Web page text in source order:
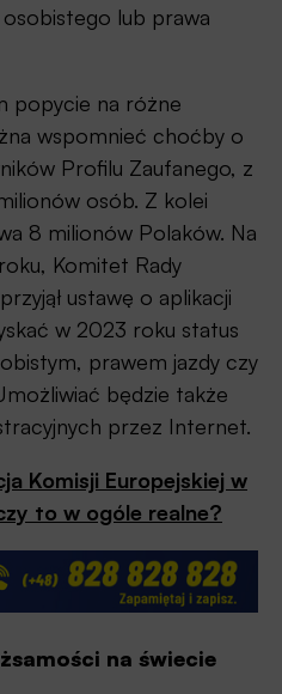
lub prawa
popycie na różne
wspomnieć choćby o
Profilu Zaufanego, z
osób. Z kolei
8 milionów Polaków. Na
Komitet Rady
ustawę o aplikacji
w 2023 roku status
prawem jazdy czy
będzie także
przez Internet.
Komisji Europejskiej w
to w ogóle realne?
na świecie